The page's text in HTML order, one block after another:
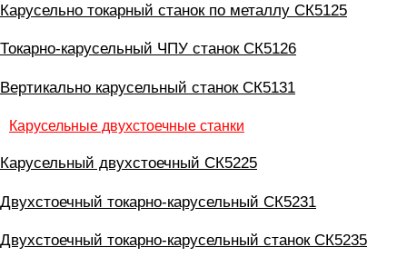
Карусельно токарный станок по металлу СК5125
Токарно-карусельный ЧПУ станок СК5126
Вертикально карусельный станок СК5131
Карусельные двухстоечные станки
Карусельный двухстоечный СК5225
Двухстоечный токарно-карусельный СК5231
Двухстоечный токарно-карусельный станок СК5235